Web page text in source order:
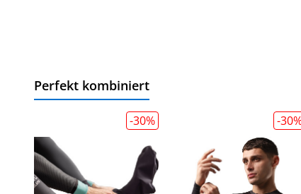
Perfekt kombiniert
-30% -30